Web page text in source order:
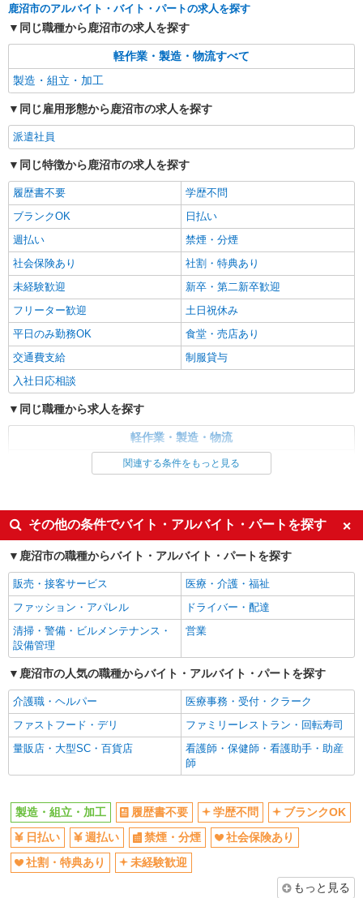
派遣社員
ランスタッド株式会社 宇都宮支店（宇都宮事業所）/FUTH114734
組立・部品加工
時給1340円 月収例:226013円＝1340円×7時間
※交通費実費支給／当社規定あり。
栃木県鹿沼市 国道352号線からスグ／駐車場完
備
キープ 詳細を見る
派遣社員
ランスタッド株式会社 宇都宮支店（宇都宮事業所）/FUTH114745
組立・部品加工
時給1350円 月収例:263250円＝1350円×7時間
30分×21日勤務の場合＋残業代（30時間の場
合:50625円）、交通費別途支給 ※交通費実費支給
／当社規定あり。
栃木県鹿沼市 鹿沼工業団地
キープ 詳細を見る
派遣社員
ランスタッド株式会社 宇都宮支店（宇都宮事業所）/FUTH114749
時給1235円 ※月収例23.6万円（残業等含む収
入例） 月収例:236026円＝1235円×7時間55分×21
日勤務の場合＋残業20時間（30880円）の場合
（交通費別途支給） ※交通費実費支給／当社規定
あり。
栃木県鹿沼市（鹿沼工業団地内） 無料駐車場
完備
派遣社員
ランスタッド株式会社 ラージOPs1 平出事業所/FTLT100065
組立・部品加工
時給1350円 深夜帯（22時〜5時）は、通常時
給から1.25倍で稼げる事間違いなし♪ ※交通費実
費支給／当社規定あり。
栃木県鹿沼市 鹿沼市役所から車で15分程度／
駐車場完備
キープ
派遣社員
ランスタッド株式会社 宇都宮支店（宇都宮事業所）/FUTH114753
マシンオペレーター
時給1350円 月収例:219713円＝1350円×7時間
45分×21日勤務の場合＋残業代、交通費、深夜手
≫マイカー通勤OK
キープ 詳細を見る
鹿沼市のアルバイト・バイト・パートの求人を探す
同じ職種から鹿沼市の求人を探す
軽作業・製造・物流すべて
製造・組立・加工
同じ雇用形態から鹿沼市の求人を探す
派遣社員
同じ特徴から鹿沼市の求人を探す
履歴書不要
学歴不問
ブランクOK
日払い
週払い
禁煙・分煙
社会保険あり
社割・特典あり
未経験歓迎
新卒・第二新卒歓迎
フリーター歓迎
土日祝休み
平日のみ勤務OK
食堂・売店あり
交通費支給
制服貸与
入社日応相談
同じ職種から求人を探す
軽作業・製造・物流
日払い
社会保険あり
未経験歓迎
土日祝休み
交通費支給
関連する条件をもっと見る
その他の条件でバイト・アルバイト・パートを探す
鹿沼市の職種からバイト・アルバイト・パートを探す
販売・接客サービス
医療・介護・福祉
ファッション・アパレル
ドライバー・配達
清掃・警備・ビルメンテナンス・
設備管理
営業
鹿沼市の人気の職種からバイト・アルバイト・パートを探す
介護職・ヘルパー
医療事務・受付・クラーク
ファストフード・デリ
ファミリーレストラン・回転寿司
量販店・大型SC・百貨店
看護師・保健師・看護助手・助産
師
製造・組立・加工 履歴書不要 学歴不問
ブランクOK
日払い
週払い 禁煙・分煙
社会保険あり
社割・特典あり
未経験歓迎
もっと見る